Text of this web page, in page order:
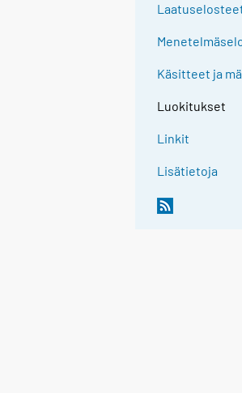
Käsitteet ja
Luokitukset
Linkit
Lisätietoja